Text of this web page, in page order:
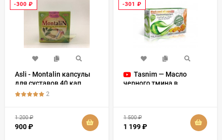
-300 ₽
Asli - Montalin капсулы
для суставов 40 кап.
2
1 200₽
900₽
-301 ₽
Tasnim — Масло
черного тмина в
1 500₽
1 199₽